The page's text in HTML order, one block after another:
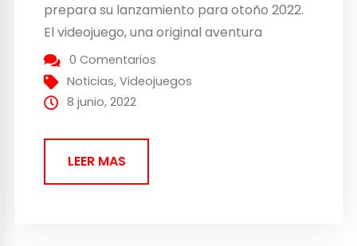
prepara su lanzamiento para otoño 2022.
El videojuego, una original aventura
aventura de scroll lateral, disparos y
plataformas hecha por el estudio indie
con sede en Ibiza The Not So Great Team,
0 Comentarios
Noticias,Videojuegos
8 junio, 2022
LEER MAS